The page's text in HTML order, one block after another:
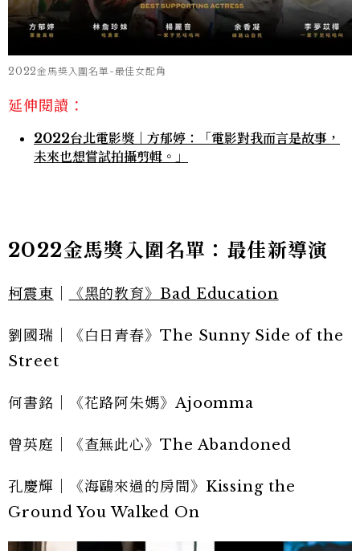
2022金馬獎入圍名單-最佳女配角
延伸閱讀：
2022台北電影獎｜方郁婷：「電影對我而言是故事，
未來也想嘗試拍攝剪輯。」
2022金馬獎入圍名單：最佳新導演
柯震東 《黑的教育》Bad Education
劉國瑞｜《白日青春》The Sunny Side of the
Street
何書銘｜《花路阿朱媽》Ajoomma
曾英庭｜《查無此心》The Abandoned
孔慶輝｜《海鷗來過的房間》Kissing the
Ground You Walked On